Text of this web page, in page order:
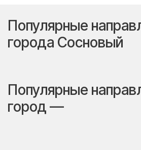
Популярные
города Сосновый
Популярные
город —